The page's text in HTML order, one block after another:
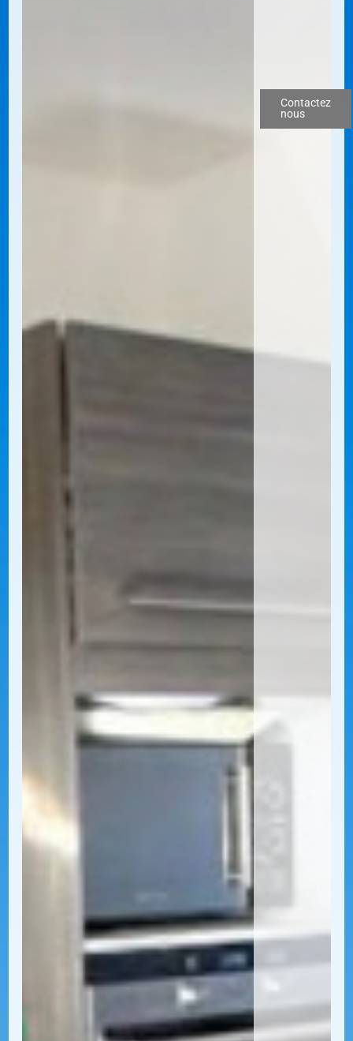
Contactez
nous